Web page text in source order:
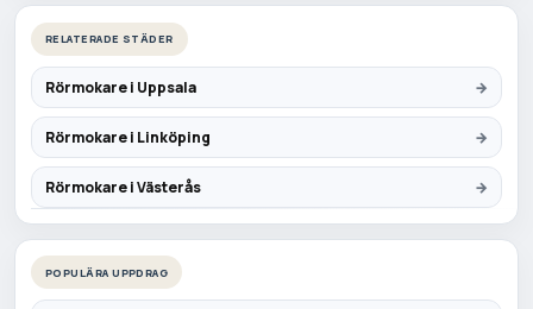
RELATERADE STÄDER
Rörmokare i Uppsala
Rörmokare i Linköping
Rörmokare i Västerås
POPULÄRA UPPDRAG